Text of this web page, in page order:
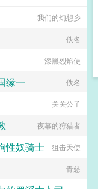
我们的幻想乡
佚名
漆黑烈焰使
缘一 佚名
关关公子
夜幕的狩猎者
性奴骑士 狙击天使
青慈